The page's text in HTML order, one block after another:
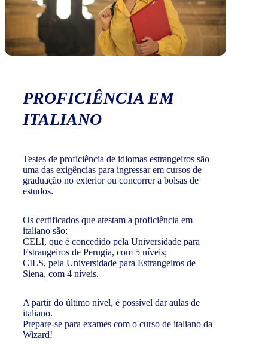
PROFICIÊNCIA EM
ITALIANO
Testes de proficiência de idiomas estrangeiros são
uma das exigências para ingressar em cursos de
graduação no exterior ou concorrer a bolsas de
estudos.
Os certificados que atestam a proficiência em
italiano são:
CELI, que é concedido pela Universidade para
Estrangeiros de Perugia, com 5 níveis;
CILS, pela Universidade para Estrangeiros de
Siena, com 4 níveis.
A partir do último nível, é possível dar aulas de
italiano.
Prepare-se para exames com o curso de italiano da
Wizard!